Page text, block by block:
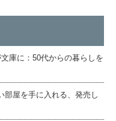
庫に：50代からの暮らしを
部屋を手に入れる、発売し